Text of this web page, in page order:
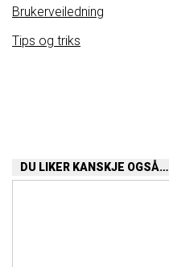
Brukerveiledning
Tips og triks
DU LIKER KANSKJE OGSÅ…